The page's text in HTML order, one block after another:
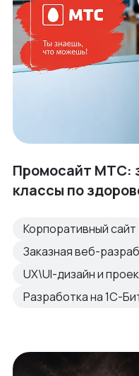
Промосайт МТС:
классы по
Корпоративный сайт
Заказная веб-
UX\UI-дизайн и
Разработка на 1С-